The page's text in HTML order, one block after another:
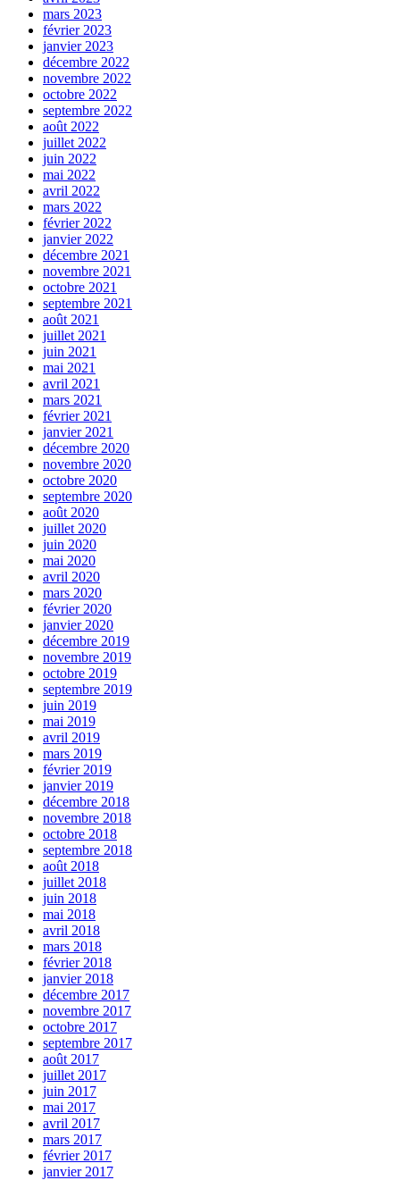
mars 2023
février 2023
janvier 2023
décembre 2022
novembre 2022
octobre 2022
septembre 2022
août 2022
juillet 2022
juin 2022
mai 2022
avril 2022
mars 2022
février 2022
janvier 2022
décembre 2021
novembre 2021
octobre 2021
septembre 2021
août 2021
juillet 2021
juin 2021
mai 2021
avril 2021
mars 2021
février 2021
janvier 2021
décembre 2020
novembre 2020
octobre 2020
septembre 2020
août 2020
juillet 2020
juin 2020
mai 2020
avril 2020
mars 2020
février 2020
janvier 2020
décembre 2019
novembre 2019
octobre 2019
septembre 2019
juin 2019
mai 2019
avril 2019
mars 2019
février 2019
janvier 2019
décembre 2018
novembre 2018
octobre 2018
septembre 2018
août 2018
juillet 2018
juin 2018
mai 2018
avril 2018
mars 2018
février 2018
janvier 2018
décembre 2017
novembre 2017
octobre 2017
septembre 2017
août 2017
juillet 2017
juin 2017
mai 2017
avril 2017
mars 2017
février 2017
janvier 2017